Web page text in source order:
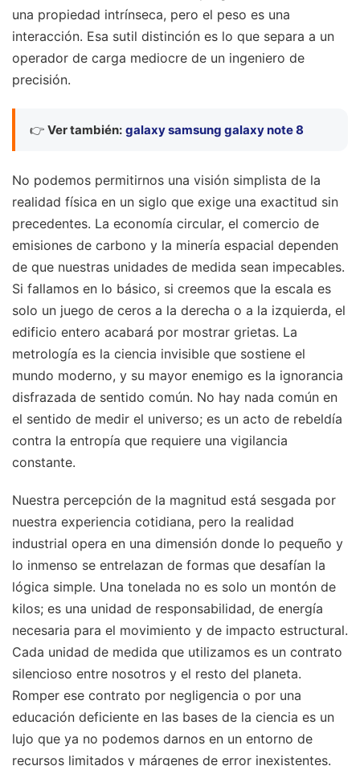
una propiedad intrínseca, pero el peso es una
interacción. Esa sutil distinción es lo que separa a un
operador de carga mediocre de un ingeniero de
precisión.
👉 Ver también: galaxy samsung galaxy note 8
No podemos permitirnos una visión simplista de la
realidad física en un siglo que exige una exactitud sin
precedentes. La economía circular, el comercio de
emisiones de carbono y la minería espacial dependen
de que nuestras unidades de medida sean impecables.
Si fallamos en lo básico, si creemos que la escala es
solo un juego de ceros a la derecha o a la izquierda, el
edificio entero acabará por mostrar grietas. La
metrología es la ciencia invisible que sostiene el
mundo moderno, y su mayor enemigo es la ignorancia
disfrazada de sentido común. No hay nada común en
el sentido de medir el universo; es un acto de rebeldía
contra la entropía que requiere una vigilancia
constante.
Nuestra percepción de la magnitud está sesgada por
nuestra experiencia cotidiana, pero la realidad
industrial opera en una dimensión donde lo pequeño y
lo inmenso se entrelazan de formas que desafían la
lógica simple. Una tonelada no es solo un montón de
kilos; es una unidad de responsabilidad, de energía
necesaria para el movimiento y de impacto estructural.
Cada unidad de medida que utilizamos es un contrato
silencioso entre nosotros y el resto del planeta.
Romper ese contrato por negligencia o por una
educación deficiente en las bases de la ciencia es un
lujo que ya no podemos darnos en un entorno de
recursos limitados y márgenes de error inexistentes.